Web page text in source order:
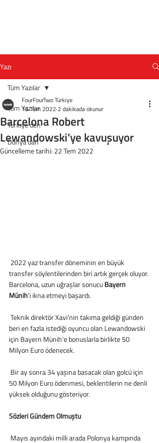
Yazı
Tüm Yazılar
Türkiye'den
Dünya'dan
Tüm Yazılar
Barcelona Robert
Lewandowski'ye kavuşuyor
FourFourTwo Türkiye
16 Tem 2022 2 dakikada okunur
Güncelleme tarihi: 22 Tem 2022
transfer söylentilerinden biri artık gerçek oluyor.
Barcelona, uzun uğraşlar sonucu Bayern
Münih’i ikna etmeyi başardı.
beri en fazla istediği oyuncu olan Lewandowski
için Bayern Münih’e bonuslarla birlikte 50
Milyon Euro ödenecek.
50 Milyon Euro ödenmesi, beklentilerin ne denli
yüksek olduğunu gösteriyor.
Sözleri Gündem Olmuştu